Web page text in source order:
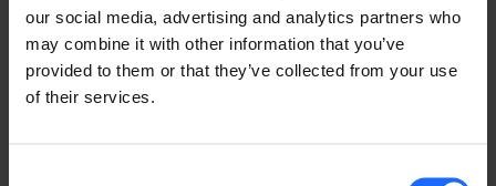
our social media, advertising and analytics partners who
may combine it with other information that you’ve
provided to them or that they’ve collected from your use
of their services.
¿LE GUSTO ESTA HISTORIA?
¡Compártala con amigos!